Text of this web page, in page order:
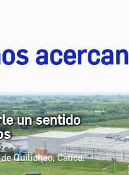
acercan
un sentido
Quilichao, Cauca.